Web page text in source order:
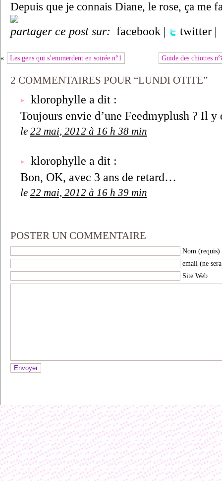
Depuis que je connais Diane, le rose, ça me
partager ce post sur: facebook | twitter |
« Les gens qui s’emmerdent en soirée n°1 Guide des chiottes
2 COMMENTAIRES POUR “LUNDI OTITE”
klorophylle a dit :
Toujours envie d’une Feedmyplush ? Il y
le 22 mai, 2012 à 16 h 38 min
klorophylle a dit :
Bon, OK, avec 3 ans de retard…
le 22 mai, 2012 à 16 h 39 min
POSTER UN COMMENTAIRE
Nom (requis)
email (ne
Site Web